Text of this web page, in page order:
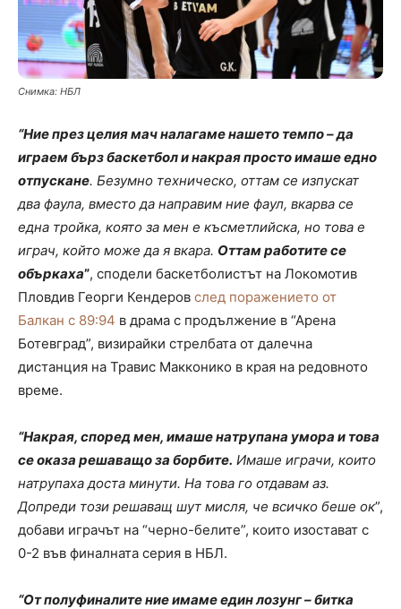
Снимка: НБЛ
“Ние през целия мач налагаме нашето темпо – да
играем бърз баскетбол и накрая просто имаше едно
отпускане. Безумно техническо, оттам се изпускат
два фаула, вместо да направим ние фаул, вкарва се
една тройка, която за мен е късметлийска, но това е
играч, който може да я вкара. Оттам работите се
объркаха”, сподели баскетболистът на Локомотив
Пловдив Георги Кендеров след поражението от
Балкан с 89:94 в драма с продължение в “Арена
Ботевград”, визирайки стрелбата от далечна
дистанция на Травис Макконико в края на редовното
време.
“Накрая, според мен, имаше натрупана умора и това
се оказа решаващо за борбите. Имаше играчи, които
натрупаха доста минути. На това го отдавам аз.
Допреди този решаващ шут мисля, че всичко беше ок”,
добави играчът на “черно-белите”, които изостават с
0-2 във финалната серия в НБЛ.
“От полуфиналите ние имаме един лозунг – битка